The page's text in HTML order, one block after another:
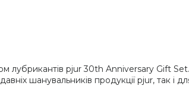
лубрикантів pjur 30th Anniversary Gift
шанувальників продукції pjur, так і